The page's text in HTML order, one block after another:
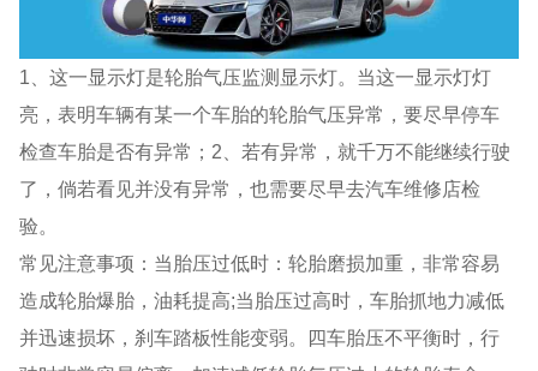
1、这一显示灯是轮胎气压监测显示灯。当这一显示灯灯
亮，表明车辆有某一个车胎的轮胎气压异常，要尽早停车
检查车胎是否有异常；2、若有异常，就千万不能继续行驶
了，倘若看见并没有异常，也需要尽早去汽车维修店检
验。
常见注意事项：当胎压过低时：轮胎磨损加重，非常容易
造成轮胎爆胎，油耗提高;当胎压过高时，车胎抓地力减低
并迅速损坏，刹车踏板性能变弱。四车胎压不平衡时，行